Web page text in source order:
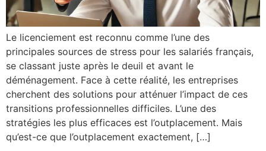
Le licenciement est reconnu comme l’une des
principales sources de stress pour les salariés français,
se classant juste après le deuil et avant le
déménagement. Face à cette réalité, les entreprises
cherchent des solutions pour atténuer l’impact de ces
transitions professionnelles difficiles. L’une des
stratégies les plus efficaces est l’outplacement. Mais
qu’est-ce que l’outplacement exactement, […]